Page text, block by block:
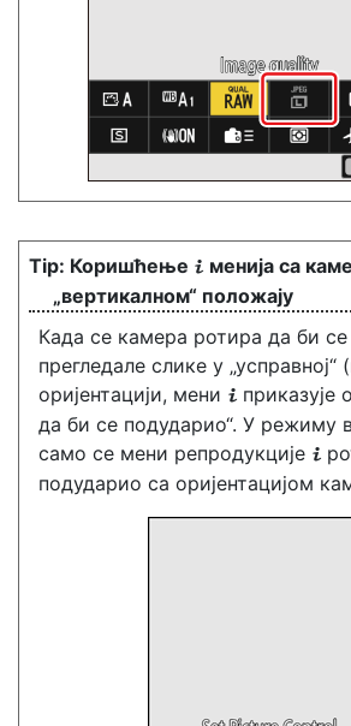
Коришћење i менија са
„вертикалном“ положају
Када се камера ротира да би
прегледале слике у „усправној“
оријентацији, мени i приказује
да би се подударио“. У режиму
само се мени репродукције i
подударио са оријентацијом